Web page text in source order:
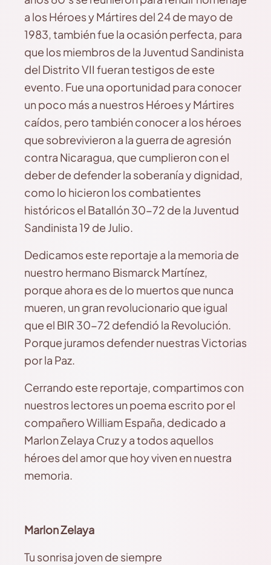
a los Héroes y Mártires del 24 de mayo de
1983, también fue la ocasión perfecta, para
que los miembros de la Juventud Sandinista
del Distrito VII fueran testigos de este
evento. Fue una oportunidad para conocer
un poco más a nuestros Héroes y Mártires
caídos, pero también conocer a los héroes
que sobrevivieron a la guerra de agresión
contra Nicaragua, que cumplieron con el
deber de defender la soberanía y dignidad,
como lo hicieron los combatientes
históricos el Batallón 30-72 de la Juventud
Sandinista 19 de Julio.
Dedicamos este reportaje a la memoria de
nuestro hermano Bismarck Martínez,
porque ahora es de lo muertos que nunca
mueren, un gran revolucionario que igual
que el BIR 30-72 defendió la Revolución.
Porque juramos defender nuestras Victorias
por la Paz.
Cerrando este reportaje, compartimos con
nuestros lectores un poema escrito por el
compañero William España, dedicado a
Marlon Zelaya Cruz y a todos aquellos
héroes del amor que hoy viven en nuestra
memoria.
Marlon Zelaya
Tu sonrisa joven de siempre